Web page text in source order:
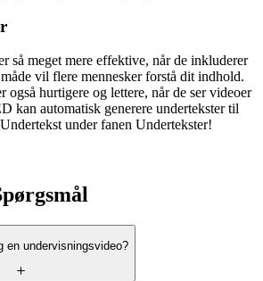
så meget mere effektive, når de inkluderer
vil flere mennesker forstå dit indhold.
også hurtigere og lettere, når de ser videoer
kan automatisk generere undertekster til
under fanen Undertekster!
en undervisningsvideo?